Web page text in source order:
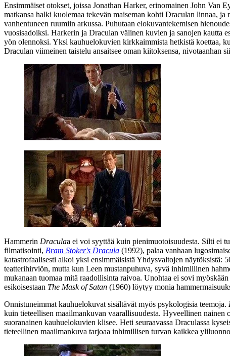
Ensimmäiset otokset, joissa Jonathan Harker, erinomainen John Van
matkansa halki kuolemaa tekevän maiseman kohti Draculan linnaa,
vanhentuneen ruumiin arkussa. Puhutaan elokuvantekemisen
vuosisadoiksi. Harkerin ja Draculan välinen kuvien ja sanojen kautta
yön olennoksi. Yksi kauhuelokuvien kirkkaimmista hetkistä koettaa,
Draculan viimeinen taistelu ansaitsee oman kiitoksensa, nivotaanhan
Hammerin Draculaa ei voi syyttää kuin pienimuotoisuudesta. Silti ei
filmatisointi, Bram Stoker's Dracula (1992), palaa vanhaan
katastrofaalisesti alkoi yksi ensimmäisistä Yhdysvaltojen näytöksistä:
teatterihirviön, mutta kun Leen mustanpuhuva, syvä inhimillinen
mukanaan tuomaa mitä raadollisinta raivoa. Unohtaa ei sovi
esikoisestaan The Mask of Satan (1960) löytyy monia
Onnistuneimmat kauhuelokuvat sisältävät myös psykologisia teemoja.
kuin tieteellisen maailmankuvan vaarallisuudesta. Hyveellinen nainen
suoranainen kauhuelokuvien klisee. Heti seuraavassa Draculassa
tieteellinen maailmankuva tarjoaa inhimillisen turvan kaikkea